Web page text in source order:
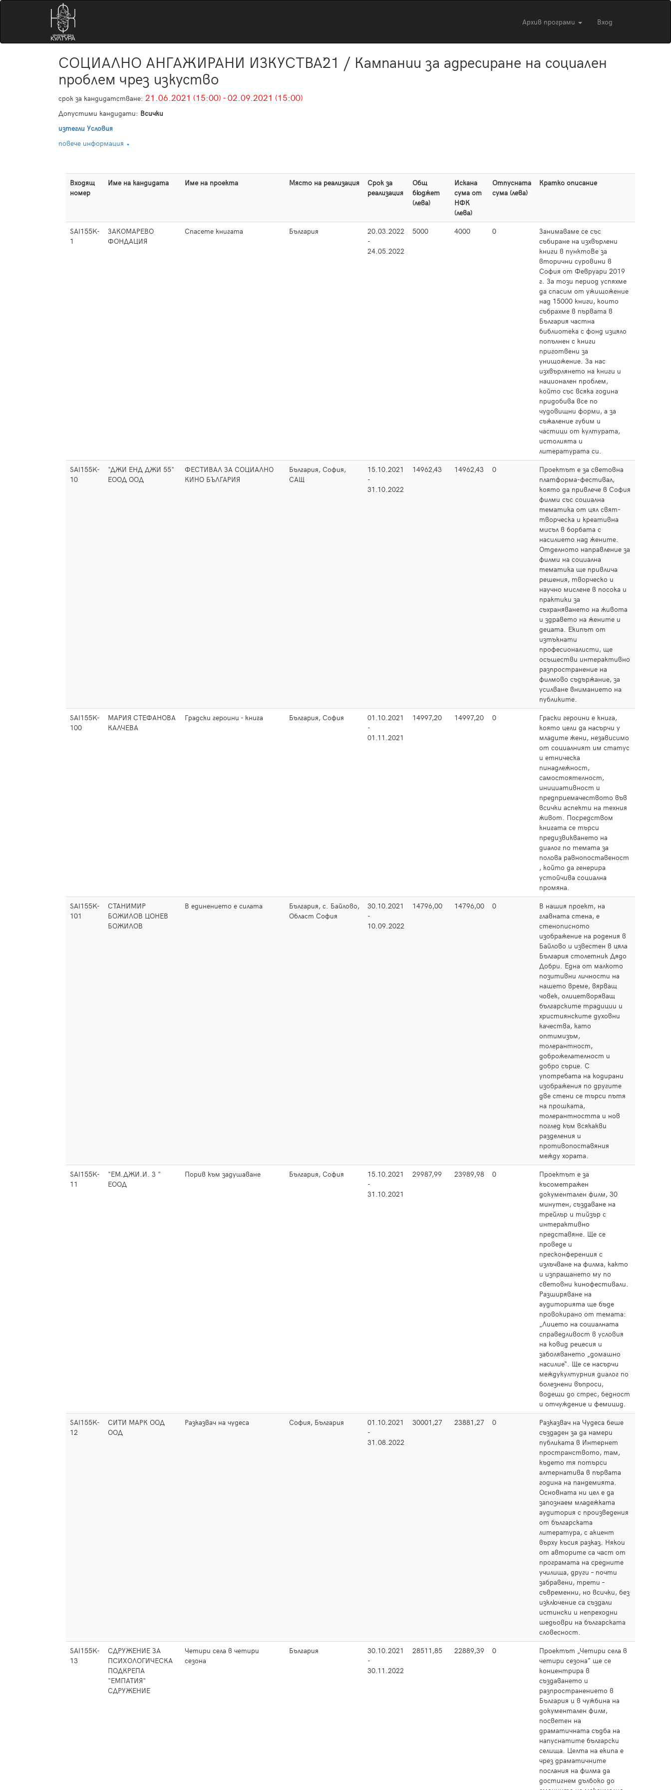
Архив програми Вход
СОЦИАЛНО АНГАЖИРАНИ ИЗКУСТВА`21 / Кампании за адресиране на социален
проблем чрез изкуство
срок за кандидатстване: 21.06.2021 (15:00) - 02.09.2021 (15:00)
Допустими кандидати: Всички
изтегли Условия
повече информация
Входящ
номер
Име на кандидата Име на проекта Място на реализация
Срок за
реализация
Общ
бюджет
(лева)
Искана
сума от
НФК
(лева)
Отпусната
сума (лева)
Кратко описание
SAI155K-
1
ЗАКОМАРЕВО
ФОНДАЦИЯ
Спасете книгата България
20.03.2022
-
24.05.2022
5000 4000 0
Занимаваме се със
събиране на изхвърлени
книги в пунктоВе за
вторични суровини в
София от Февруари 2019
г. За този период успяхме
да спасим от ужищожение
над 15000 книги, които
събрахме в първата в
България частна
библиотека с фонд изцяло
попълнен с книги
приготвени за
унищожение. За нас
изхвърлянето на книги и
национален проблем,
който със всяка година
придобива все по
чудовищни форми, а за
съжаление губим и
частици от културата,
истолията и
литературата си.
SAI155K-
10
"ДЖИ ЕНД ДЖИ 55"
ЕООД ООД
ФЕСТИВАЛ ЗА СОЦИАЛНО
КИНО БЪЛГАРИЯ
България, София,
САЩ
15.10.2021
-
31.10.2022
14962,43 14962,43 0
Проектът е за световна
платформа-фестивал,
която да привлече в София
филми със социална
тематика от цял свят-
творческа и креативна
мисъл в борбата с
насилието над жените.
Отделното направление за
филми на социална
тематика ще привлича
решения, творческо и
научно мислене в посока и
практики за
съхраняването на живота
и здравето на жените и
децата. Екипът от
изтъкнати
професионалисти, ще
осъществи интерактивно
разпространение на
филмово съдържание, за
усилване вниманието на
публиките.
SAI155K-
100
МАРИЯ СТЕФАНОВА
КАЛЧЕВА
Градски героини - книга България, София
01.10.2021
-
01.11.2021
14997,20 14997,20 0
Граски героини е книга,
която цели да насърчи у
младите жени, независимо
от социалният им статус
и етническа
пинадлежност,
самостоятелност,
инициативност и
предприемачеството във
всички аспекти на техния
живот. Посредством
книгата се търси
предизвикването на
диалог по темата за
полова равнопоставеност
, който да генерира
устойчива социална
промяна.
SAI155K-
101
СТАНИМИР
БОЖИЛОВ ЦОНЕВ
БОЖИЛОВ
В единението е силата
България, с. Байлово,
Област София
30.10.2021
-
10.09.2022
14796,00 14796,00 0
В нашия проект, на
главната стена, е
стенописното
изображение на родения в
Байлово и известен в цяла
България столетник Дядо
Добри. Една от малкото
позитивни личности на
нашето време, вярващ
човек, олицетворяващ
българските традиции и
християнските духовни
качества, като
оптимизъм,
толерантност,
доброжелателност и
добро сърце. С
употребата на кодирани
изображения по другите
две стени се търси пътя
на прошката,
толерантността и нов
поглед към всякакви
разделения и
противопоставяния
между хората.
SAI155K-
11
"ЕМ.ДЖИ.И. 3 "
ЕООД
Порив към задушаване България, София
15.10.2021
-
31.10.2021
29987,99 23989,98 0
Проектът е за
късометражен
документален филм, 30
минутен, създаване на
трейлър и тийзър с
интерактивно
представяне. Ще се
проведе и
пресконференция с
излъчване на филма, както
и изпращането му по
световни кинофестивали.
Разширяване на
аудиторията ще бъде
провокирано от темата:
„Лицето на социалната
справедливост в условия
на ковид рецесия и
заболяването „домашно
насилие“. Ще се насърчи
междукултурния диалог по
болезнени въпроси,
водещи до стрес, бедност
и отчуждение и фемицид.
SAI155K-
12
СИТИ МАРК ООД
ООД
Разказвач на чудеса София, България
01.10.2021
-
31.08.2022
30001,27 23881,27 0
Разказвач на Чудеса беше
създаден за да намери
публиката в Интернет
пространството, там,
където тя потърси
алтернатива в първата
година на пандемията.
Основната ни цел е да
запознаем младежката
аудитория с произведения
от българската
литература, с акцент
върху късия разказ. Някои
от авторите са част от
програмата на средните
училища, други – почти
забравени, трети –
съвременни, но всички, без
изключение са създали
истински и непреходни
шедьоври на българската
словесност.
SAI155K-
13
СДРУЖЕНИЕ ЗА
ПСИХОЛОГИЧЕСКА
ПОДКРЕПА
"ЕМПАТИЯ"
СДРУЖЕНИЕ
Четири села в четири
сезона
България
30.10.2021
-
30.11.2022
28511,85 22889,39 0
Проектът „Четири села в
четири сезона” ще се
концентрира в
създаването и
разпространението в
България и в чужбина на
документален филм,
посветен на
драматичната съдба на
напуснатите български
селища. Целта на екипа е
чрез драматичните
послания на филма да
достигнем дълбоко до